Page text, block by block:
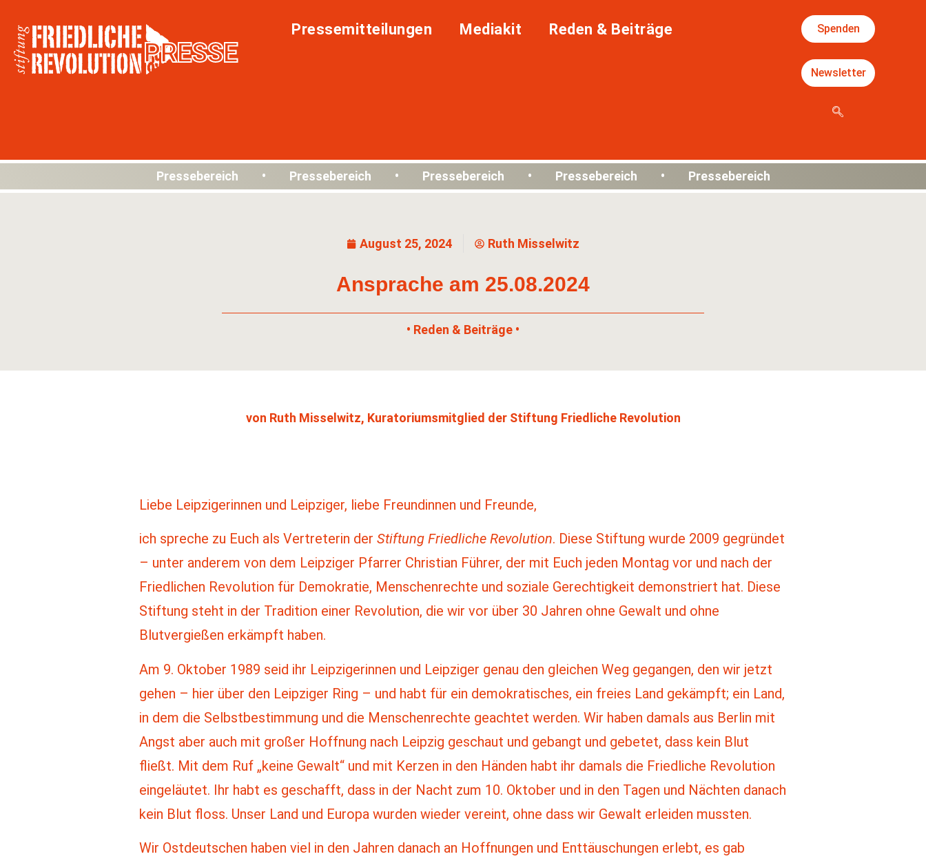
PRESSE
Pressemitteilungen Mediakit Reden & Beiträge Spenden
Newsletter
Pressebereich • Pressebereich • Pressebereich • Pressebereich • Pressebereich
August 25, 2024 Ruth Misselwitz
Ansprache am 25.08.2024
• Reden & Beiträge •
von Ruth Misselwitz, Kuratoriumsmitglied der Stiftung Friedliche Revolution
Liebe Leipzigerinnen und Leipziger, liebe Freundinnen und Freunde,
ich spreche zu Euch als Vertreterin der Stiftung Friedliche Revolution. Diese Stiftung wurde 2009 gegründet
– unter anderem von dem Leipziger Pfarrer Christian Führer, der mit Euch jeden Montag vor und nach der
Friedlichen Revolution für Demokratie, Menschenrechte und soziale Gerechtigkeit demonstriert hat. Diese
Stiftung steht in der Tradition einer Revolution, die wir vor über 30 Jahren ohne Gewalt und ohne
Blutvergießen erkämpft haben.
Am 9. Oktober 1989 seid ihr Leipzigerinnen und Leipziger genau den gleichen Weg gegangen, den wir jetzt
gehen – hier über den Leipziger Ring – und habt für ein demokratisches, ein freies Land gekämpft; ein Land,
in dem die Selbstbestimmung und die Menschenrechte geachtet werden. Wir haben damals aus Berlin mit
Angst aber auch mit großer Hoffnung nach Leipzig geschaut und gebangt und gebetet, dass kein Blut
fließt. Mit dem Ruf „keine Gewalt“ und mit Kerzen in den Händen habt ihr damals die Friedliche Revolution
eingeläutet. Ihr habt es geschafft, dass in der Nacht zum 10. Oktober und in den Tagen und Nächten danach
kein Blut floss. Unser Land und Europa wurden wieder vereint, ohne dass wir Gewalt erleiden mussten.
Wir Ostdeutschen haben viel in den Jahren danach an Hoffnungen und Enttäuschungen erlebt, es gab